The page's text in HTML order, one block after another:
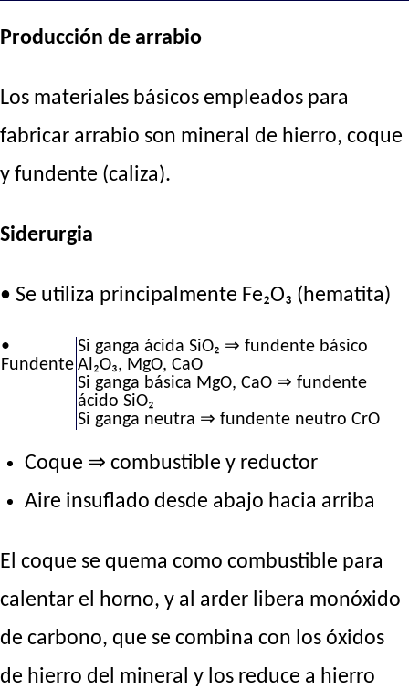
Producción de arrabio
Los materiales básicos empleados para
fabricar arrabio son mineral de hierro, coque
y fundente (caliza).
Siderurgia
• Se utiliza principalmente Fe₂O₃ (hematita)
•
Fundente
Si ganga ácida SiO₂ ⇒ fundente básico
Al₂O₃, MgO, CaO
Si ganga básica MgO, CaO ⇒ fundente
ácido SiO₂
Si ganga neutra ⇒ fundente neutro CrO
Coque ⇒ combustible y reductor
Aire insuflado desde abajo hacia arriba
El coque se quema como combustible para
calentar el horno, y al arder libera monóxido
de carbono, que se combina con los óxidos
de hierro del mineral y los reduce a hierro